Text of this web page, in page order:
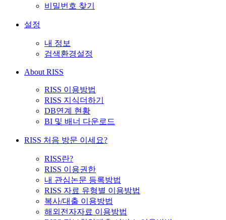
비밀번호 찾기
설정
내 정보
검색환경설정
About RISS
RISS 이용방법
RISS 지식더하기
DB연계 현황
BI 및 배너 다운로드
RISS 처음 방문 이세요?
RISS란?
RISS 이용권한
내 관심논문 등록방법
RISS 자료 유형별 이용방법
복사/대출 이용방법
해외전자자료 이용방법